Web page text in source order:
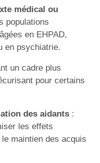
médical ou
populations
en EHPAD,
en psychiatrie.
un cadre plus
pour certains
des aidants :
les effets
maintien des acquis